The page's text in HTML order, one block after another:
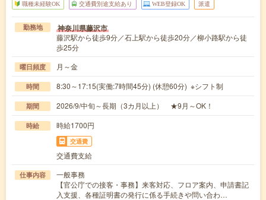
職種未経験OK 交通費別途支給あり WEB登録OK 派遣
勤務地 神奈川県藤沢市
藤沢駅から徒歩9分／石上駅から徒歩20分／柳小路駅から徒
歩25分
曜日頻度 月～金
時間 8:30～17:15(実働:7時間45分) (休憩60分) ※シフト制
期間 2026/9/中旬～長期（3カ月以上） ★9月～OK！
時給 時給1700円
交通費
交通費支給
仕事内容
一般事務
【官公庁での接客・事務】来客対応、フロア案内、申請書記
入支援、各種証明書の発行に係る手続きや問い合わ…